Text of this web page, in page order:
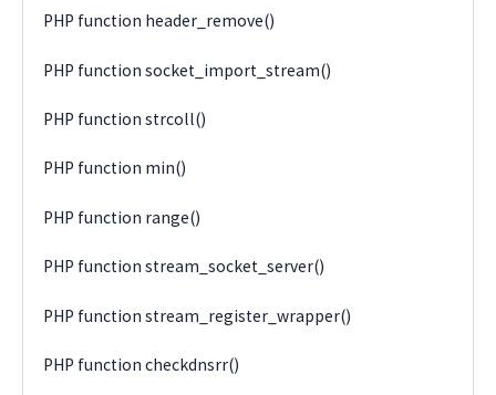
PHP function header_remove()
PHP function socket_import_stream()
PHP function strcoll()
PHP function min()
PHP function range()
PHP function stream_socket_server()
PHP function stream_register_wrapper()
PHP function checkdnsrr()